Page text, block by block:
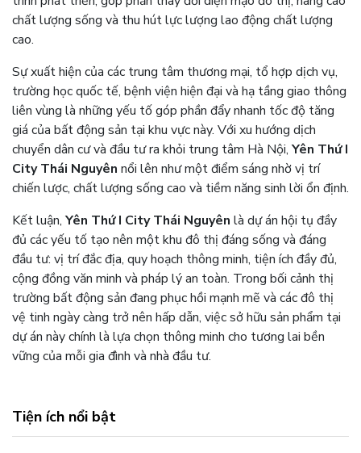
chất lượng sống và thu hút lực lượng lao động chất lượng
cao.
Sự xuất hiện của các trung tâm thương mại, tổ hợp dịch vụ,
trường học quốc tế, bệnh viện hiện đại và hạ tầng giao thông
liên vùng là những yếu tố góp phần đẩy nhanh tốc độ tăng
giá của bất động sản tại khu vực này. Với xu hướng dịch
chuyển dân cư và đầu tư ra khỏi trung tâm Hà Nội, Yên Thứ I
City Thái Nguyên nổi lên như một điểm sáng nhờ vị trí
chiến lược, chất lượng sống cao và tiềm năng sinh lời ổn định.
Kết luận, Yên Thứ I City Thái Nguyên là dự án hội tụ đầy
đủ các yếu tố tạo nên một khu đô thị đáng sống và đáng
đầu tư: vị trí đắc địa, quy hoạch thông minh, tiện ích đầy đủ,
cộng đồng văn minh và pháp lý an toàn. Trong bối cảnh thị
trường bất động sản đang phục hồi mạnh mẽ và các đô thị
vệ tinh ngày càng trở nên hấp dẫn, việc sở hữu sản phẩm tại
dự án này chính là lựa chọn thông minh cho tương lai bền
vững của mỗi gia đình và nhà đầu tư.
Tiện ích nổi bật